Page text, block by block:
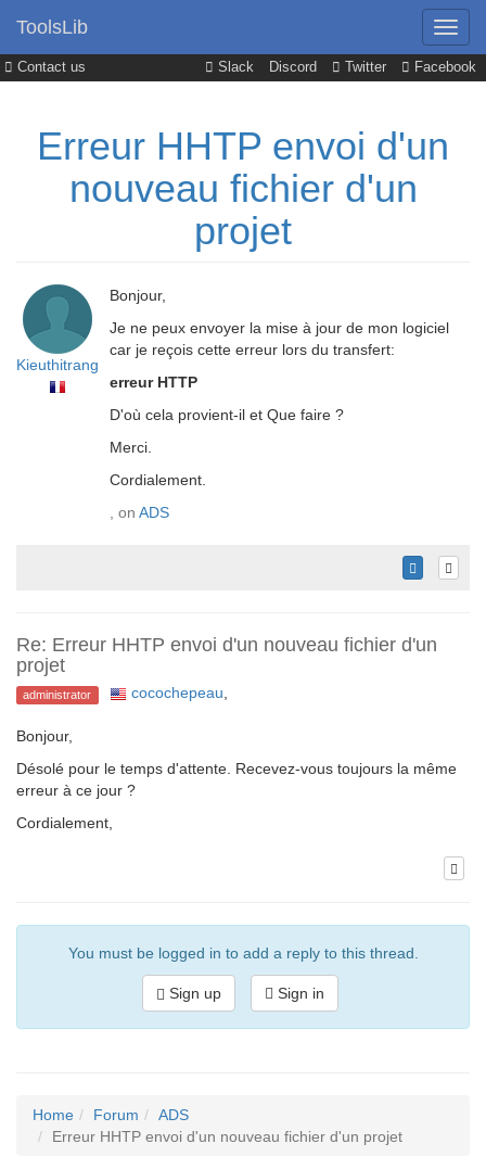
Contact us Slack Discord Twitter Facebook
ToolsLib
Erreur HHTP envoi d'un
nouveau fichier d'un
projet
Kieuthitrang
Bonjour,
Je ne peux envoyer la mise à jour de mon logiciel
car je reçois cette erreur lors du transfert:
erreur HTTP
D'où cela provient-il et Que faire ?
Merci.
Cordialement.
, on ADS
Re: Erreur HHTP envoi d'un nouveau fichier d'un
projet
administrator cocochepeau,
Bonjour,
Désolé pour le temps d'attente. Recevez-vous toujours la même
erreur à ce jour ?
Cordialement,
You must be logged in to add a reply to this thread.
Sign up Sign in
Home Forum
ADS
Erreur HHTP envoi d'un nouveau fichier d'un projet